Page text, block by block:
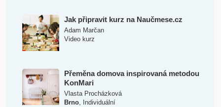
Jak připravit kurz na Naučmese.cz
Adam Marčan
Video kurz
Přeměna domova inspirovaná metodou
KonMari
Vlasta Procházková
Brno, Individuální